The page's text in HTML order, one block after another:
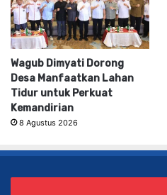
Wagub Dimyati Dorong
Desa Manfaatkan Lahan
Tidur untuk Perkuat
Kemandirian
8 Agustus 2026